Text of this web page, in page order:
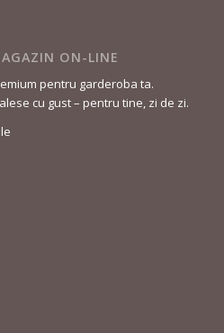
ON-LINE
pentru garderoba ta.
cu gust – pentru tine, zi de zi.